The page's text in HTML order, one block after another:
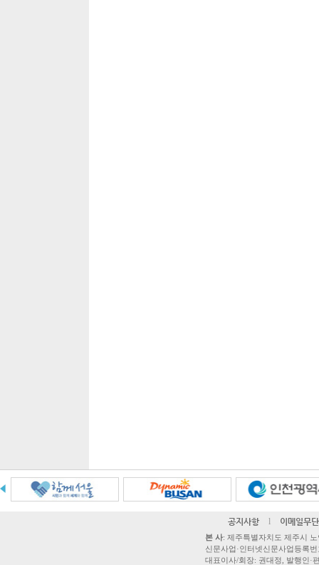
공지사항 l 이메일무
본 사: 제주특별자치도 제주시
신문사업·인터넷신문사업등록
대표이사/회장: 권대정, 발행인·